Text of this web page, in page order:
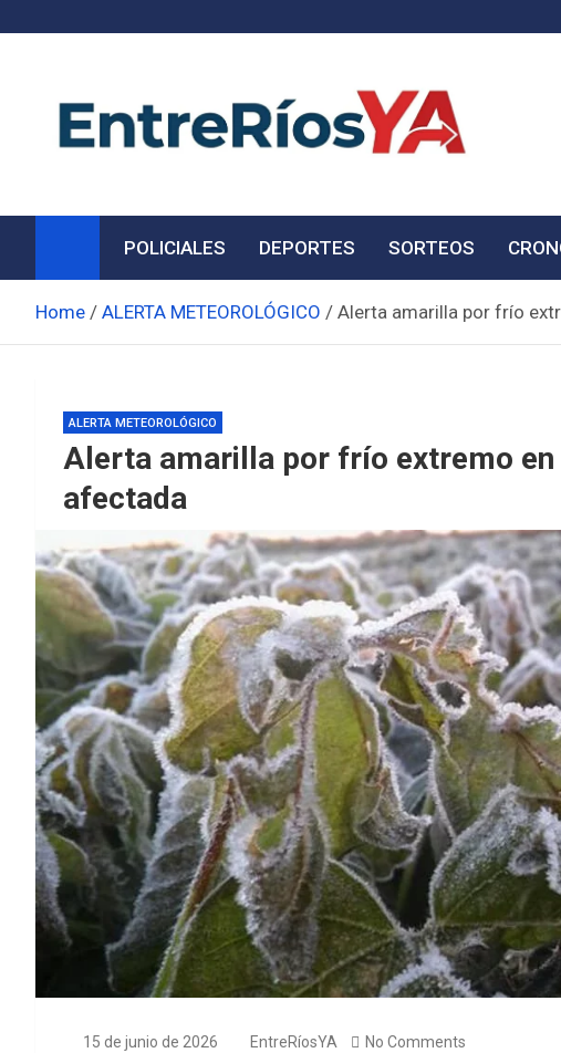
Noticias de Entre Ríos
POLICIALES DEPORTES SORTEOS
Home ALERTA METEOROLÓGICO Alerta amarilla por frío
ALERTA METEOROLÓGICO
Alerta amarilla por frío extremo en
afectada
15 de junio de 2026 EntreRíosYA No Comments